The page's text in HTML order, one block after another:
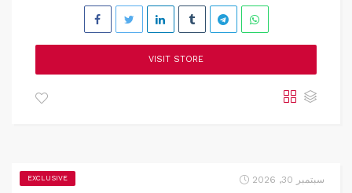
VISIT STORE
EXCLUSIVE سبتمبر 30, 2026